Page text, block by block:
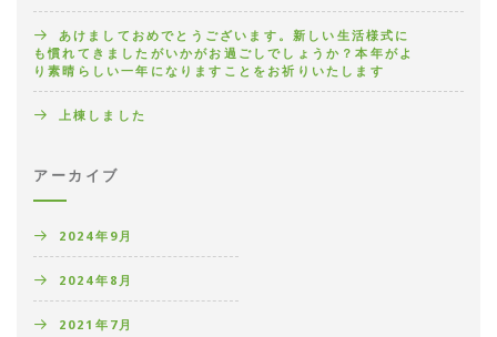
あけましておめでとうございます。新しい生活様式に
も慣れてきましたがいかがお過ごしでしょうか？本年がよ
り素晴らしい一年になりますことをお祈りいたします
上棟しました
アーカイブ
2024年9月
2024年8月
2021年7月